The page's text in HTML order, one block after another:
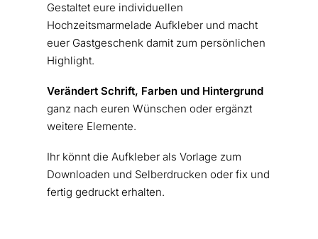
Gestaltet eure individuellen
Hochzeitsmarmelade Aufkleber und macht
euer Gastgeschenk damit zum persönlichen
Highlight.
Verändert Schrift, Farben und Hintergrund
ganz nach euren Wünschen oder ergänzt
weitere Elemente.
Ihr könnt die Aufkleber als Vorlage zum
Downloaden und Selberdrucken oder fix und
fertig gedruckt erhalten.